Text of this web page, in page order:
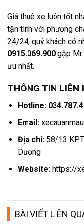
Giá thuê xe luôn tốt
tận tình với phương
24/24, quý khách có
0915.069.900 gặp
ưu nhất.
THÔNG TIN LIÊN
Hotline:
Email:
Địa chỉ: 58/13
Dương
Website: https://
BÀI VIẾT LIÊN